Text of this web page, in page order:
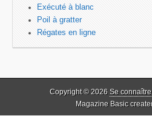
Exécuté à blanc
Poil à gratter
Régates en ligne
Copyright © 2026 Se connaître
Magazine Basic